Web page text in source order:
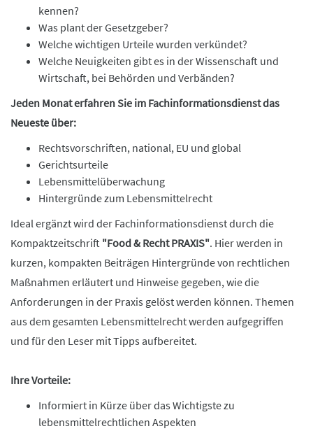
kennen?
Was plant der Gesetzgeber?
Welche wichtigen Urteile wurden verkündet?
Welche Neuigkeiten gibt es in der Wissenschaft und
Wirtschaft, bei Behörden und Verbänden?
Jeden Monat erfahren Sie im Fachinformationsdienst das
Neueste über:
Rechtsvorschriften, national, EU und global
Gerichtsurteile
Lebensmittelüberwachung
Hintergründe zum Lebensmittelrecht
Ideal ergänzt wird der Fachinformationsdienst durch die
Kompaktzeitschrift "Food & Recht PRAXIS". Hier werden in
kurzen, kompakten Beiträgen Hintergründe von rechtlichen
Maßnahmen erläutert und Hinweise gegeben, wie die
Anforderungen in der Praxis gelöst werden können. Themen
aus dem gesamten Lebensmittelrecht werden aufgegriffen
und für den Leser mit Tipps aufbereitet.
Ihre Vorteile:
Informiert in Kürze über das Wichtigste zu
lebensmittelrechtlichen Aspekten